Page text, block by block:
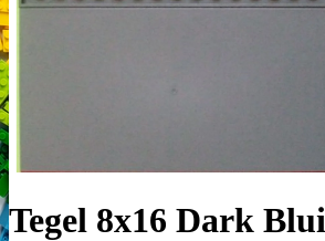
Tegel 8x16 Dark